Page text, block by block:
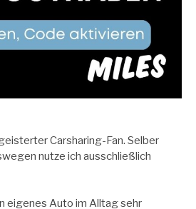
Carsharing-Fan. Selber
nutze ich ausschließlich
eigenes Auto im Alltag sehr